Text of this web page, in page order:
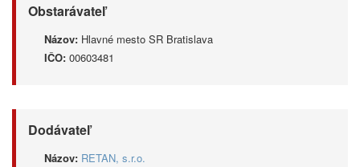
Obstarávateľ
Názov: Hlavné mesto SR Bratislava
IČO: 00603481
Dodávateľ
Názov: RETAN, s.r.o.